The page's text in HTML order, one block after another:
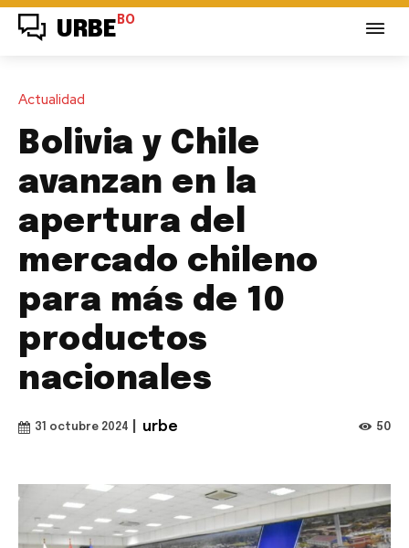
URBE BO
Actualidad
Bolivia y Chile
avanzan en la
apertura del
mercado chileno
para más de 10
productos
nacionales
31 octubre 2024 urbe 50